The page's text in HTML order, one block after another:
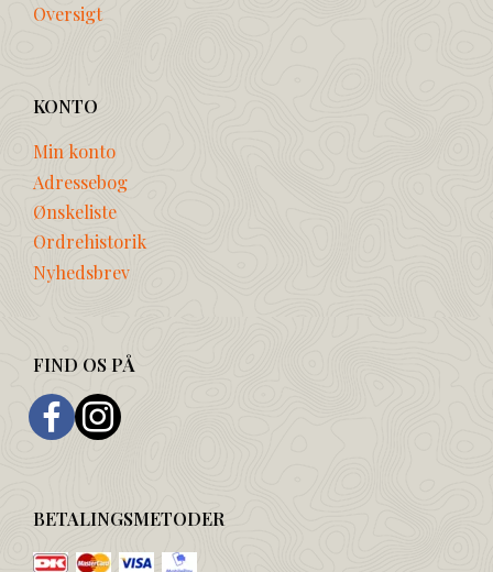
Oversigt
KONTO
Min konto
Adressebog
Ønskeliste
Ordrehistorik
Nyhedsbrev
FIND OS PÅ
BETALINGSMETODER